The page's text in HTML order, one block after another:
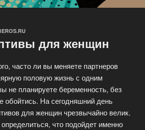
для женщин
часто ли вы меняете партнеров
половую жизнь с одним
не планируете беременность, без
обойтись. На сегодняшний день
для женщин чрезвычайно велик.
что подойдет именно